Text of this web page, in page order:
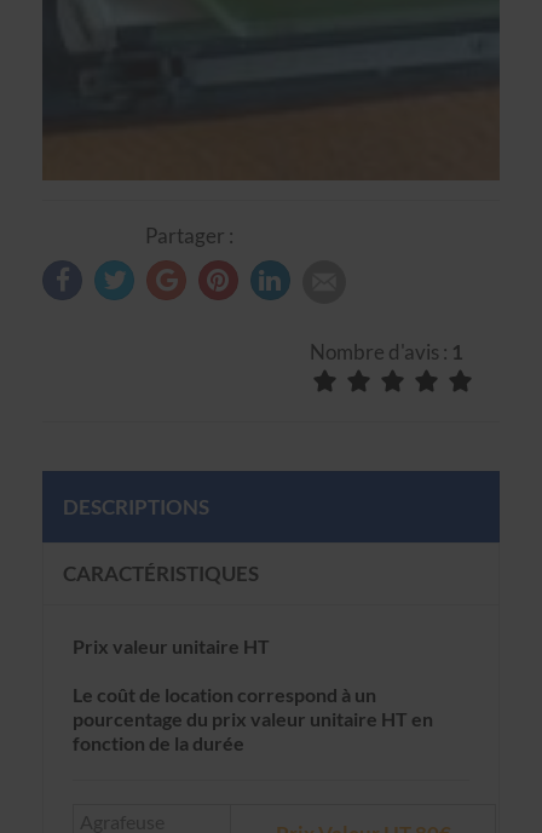
Partager :
Nombre d'avis : 1
DESCRIPTIONS
CARACTÉRISTIQUES
Prix valeur unitaire HT
Le coût de location correspond à un
pourcentage du prix valeur unitaire HT en
fonction de la durée